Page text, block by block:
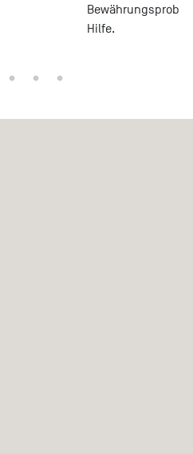
Bewährungsprobe
Hilfe.